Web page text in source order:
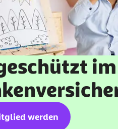
im
werden